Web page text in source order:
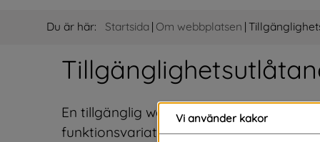
Du är här: Startsida | Om webbplatsen |
En tillgänglig webb är en webb som
funktionsvariation eller ej. Vår
Vi använder kakor